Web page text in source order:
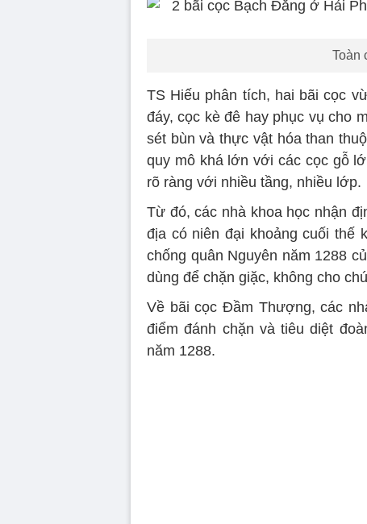
Toàn
TS Hiếu phân tích, hai bãi cọc
đáy, cọc kè đê hay phục vụ cho
sét bùn và thực vật hóa than
quy mô khá lớn với các cọc gỗ
rõ ràng với nhiều tầng, nhiều lớp.
Từ đó, các nhà khoa học nhận
địa có niên đại khoảng cuối thế
chống quân Nguyên năm 1288
dùng để chặn giặc, không cho
Về bãi cọc Đầm Thượng, các
điểm đánh chặn và tiêu diệt
năm 1288.